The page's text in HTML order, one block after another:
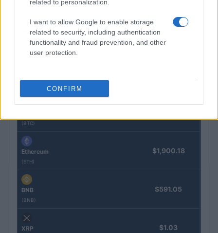
related to personalization.
I want to allow Google to enable storage
related to security, including authentication
functionality and fraud prevention, and other
user protection.
CONFIRM
normativa cripto europea
Diego Martín · 6 Ago 2026
(BTC)
Ethereum
(ETH)
$1,900.18
BNB
(BNB)
$591.05
XRP $1.03